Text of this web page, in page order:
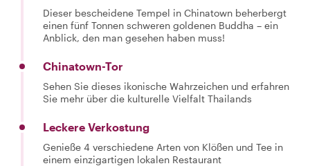
Dieser bescheidene Tempel in Chinatown beherbergt
einen fünf Tonnen schweren goldenen Buddha – ein
Anblick, den man gesehen haben muss!
Chinatown-Tor
Sehen Sie dieses ikonische Wahrzeichen und erfahren
Sie mehr über die kulturelle Vielfalt Thailands
Leckere Verkostung
Genieße 4 verschiedene Arten von Klößen und Tee in
einem einzigartigen lokalen Restaurant